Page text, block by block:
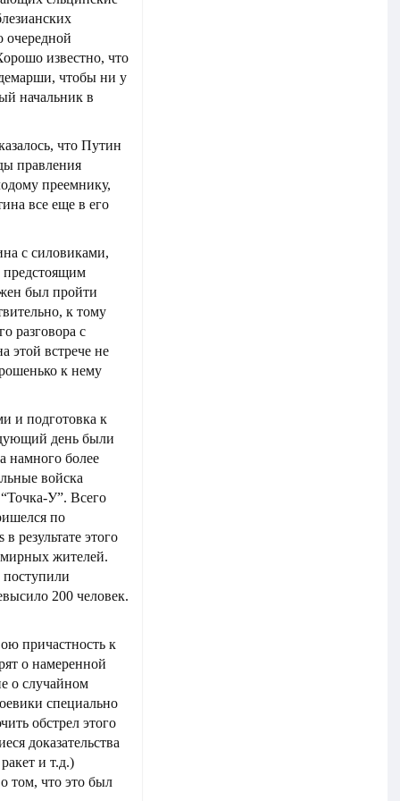
очередной
известно, что
чтобы ни у
начальник в
что Путин
правления
преемнику,
все еще в его
с силовиками,
предстоящим
был пройти
к тому
разговора с
этой встрече не
к нему
и подготовка к
день были
намного более
войска
У”. Всего
по
результате этого
жителей.
200 человек.
причастность к
о намеренной
о случайном
специально
обстрел этого
доказательства
и т.д.)
том, что это был